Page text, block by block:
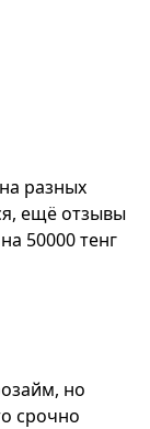
разных
ещё отзывы
50000 тенг
но
срочно